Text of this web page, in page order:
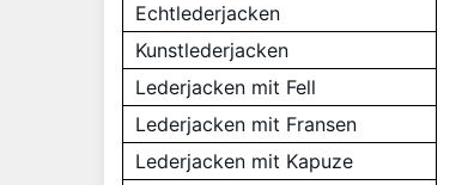
Echtlederjacken
Kunstlederjacken
Lederjacken mit Fell
Lederjacken mit Fransen
Lederjacken mit Kapuze